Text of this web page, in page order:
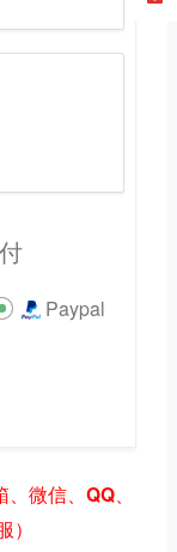
Paypal
微信、QQ、